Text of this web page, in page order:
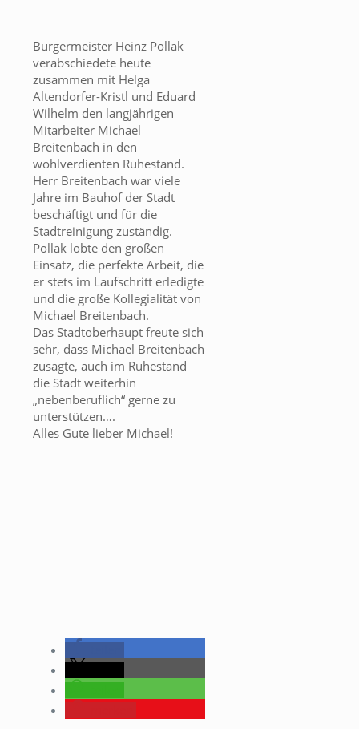
Bürgermeister Heinz Pollak
verabschiedete heute
zusammen mit Helga
Altendorfer-Kristl und Eduard
Wilhelm den langjährigen
Mitarbeiter Michael
Breitenbach in den
wohlverdienten Ruhestand.
Herr Breitenbach war viele
Jahre im Bauhof der Stadt
beschäftigt und für die
Stadtreinigung zuständig.
Pollak lobte den großen
Einsatz, die perfekte Arbeit, die
er stets im Laufschritt erledigte
und die große Kollegialität von
Michael Breitenbach.
Das Stadtoberhaupt freute sich
sehr, dass Michael Breitenbach
zusagte, auch im Ruhestand
die Stadt weiterhin
„nebenberuflich“ gerne zu
unterstützen….
Alles Gute lieber Michael!